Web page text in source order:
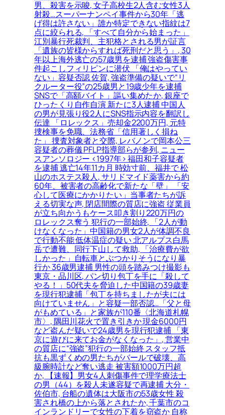
男、殺害を示唆, 女子高校生2人含む女性3人
射殺…スーパーナンペイ事件から30年「逃
げ得は許さない」誰か特定できない指紋は7
点に絞られる, 「すべて自分から始まった」
江別暴行死裁判、主犯格とされる男が証言
「遺族の皆様からすれば死刑だと思う」, 30
年以上海外逃亡の57歳男を逮捕 強盗傷害事
件起こしフィリピンに潜伏 「俺はやってい
ない」容疑否認 佐賀, 強盗準備の疑いで“リ
クルーター役”の25歳男と19歳少年を逮捕
SNSで「高額バイト」謳い集めたか, 銀座で
ひったくり自作自演 新たに3人逮捕 中国人
の男が見張り役2人にSNS指示内容を翻訳し
伝達 「ロレックス」売却金2200万円, 元特
捜検事を免職、法務省「信用著しく損ね
た」 捜査対象者と交際, レバノンで岡本公三
容疑者の葬儀 PFLP指導部らが参列, ニュー
スアンソロジー <1997年> 福田和子容疑者
を逮捕 逃亡14年11カ月 時効寸前、福井で 松
山のホステス殺人, サリドマイド薬害から約
60年、被害者の高齢化で新たな「壁」 「安
心して医療にかかりたい」当事者たちが訴
える切実な声, 閉店間際の質店に強盗 従業員
が立ち向かうもケース叩き割り220万円の
ロレックス奪う 犯行の一部始終, 「2人が動
けなくなった」中国籍の男女2人が体調不良
で行動不能 低体温症の疑い 北アルプス白馬
岳で遭難、同行下山して救助, 「治療費が欲
しかった」自転車とぶつかりそうになり暴
行か 36歳男逮捕 男性の頭を踏みつけ撮影も
東京・品川区, パン切り包丁を手に「殺して
やる！」50代夫を脅迫した中国籍の39歳妻
を現行犯逮捕「包丁を持ちましたが夫には
向けていません」と容疑一部否認…「父と母
がもめている」と家族が110番〈北海道札幌
市〉, 隅田川花火で置き引きか 現金6000円
など盗んだ疑いで24歳男を現行犯逮捕 「東
京に遊びに来てお金がなくなった」, 営業中
の質店に“強盗”犯行の一部始終 スタッフ抵
抗も黒ずくめの男たちがバールで破壊、高
級腕時計など奪い逃走 被害額1000万円超
か, 【速報】男女4人刺傷事件で理学療法士
の男（44）を殺人未遂容疑で再逮捕 大分・
佐伯市, 台船の遺体は大阪市の53歳女性 殺
害され橋の上から落とされたか, 千葉市のコ
インランドリーで女性の下着を窃盗か 自称